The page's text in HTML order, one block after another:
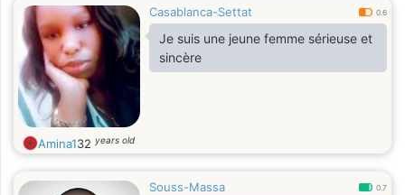
Casablanca-Settat 0.6
Je suis une jeune femme sérieuse et
sincère
Amina132 years old
Souss-Massa 0.7